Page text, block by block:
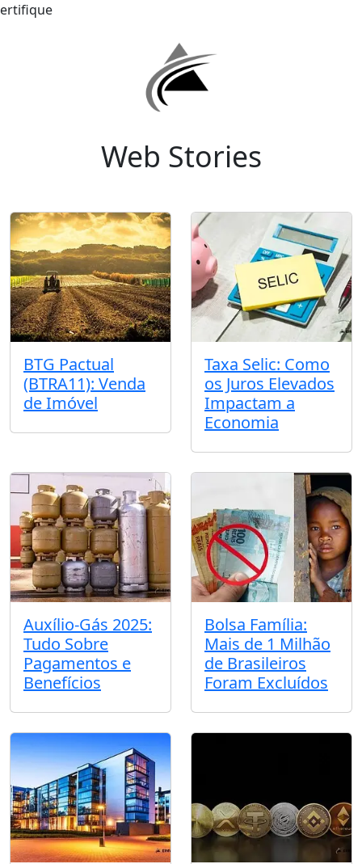
ertifique
Web Stories
BTG Pactual
(BTRA11): Venda
de Imóvel
Taxa Selic: Como
os Juros Elevados
Impactam a
Economia
Auxílio-Gás 2025:
Tudo Sobre
Pagamentos e
Benefícios
Bolsa Família:
Mais de 1 Milhão
de Brasileiros
Foram Excluídos